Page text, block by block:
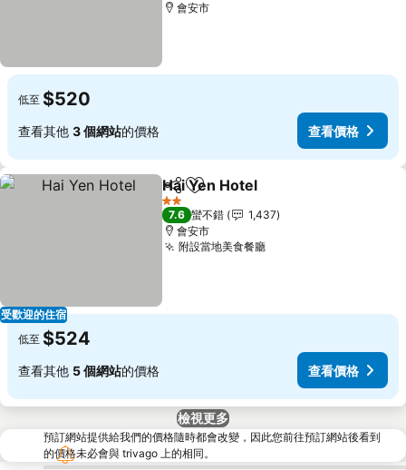
會安市
低至 $520
查看其他 3 個網站的價格 查看價格
受歡迎的住宿
分享 加入我的最愛
Hai Yen Hotel
2 星級
7.6 蠻不錯
1,437
會安市
附設當地美食餐廳查看價格
低至 $524
查看其他 5 個網站的價格 查看價格
檢視更多
預訂網站提供給我們的價格隨時都會改變，因此您前往預訂網站後看到
的價格未必會與 trivago 上的相同。